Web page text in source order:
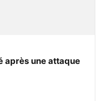
après une attaque